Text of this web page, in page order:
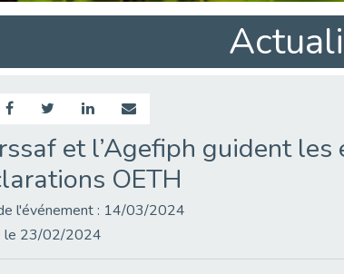
et l’Agefiph guident
OETH
l'événement : 14/03/2024
le 23/02/2024